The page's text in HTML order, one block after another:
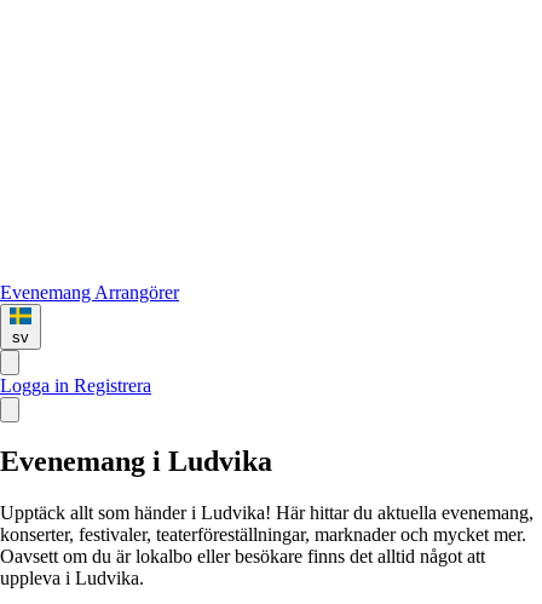
Evenemang Arrangörer
sv
Logga in Registrera
Evenemang i Ludvika
Upptäck allt som händer i Ludvika! Här hittar du aktuella evenemang,
konserter, festivaler, teaterföreställningar, marknader och mycket mer.
Oavsett om du är lokalbo eller besökare finns det alltid något att
uppleva i Ludvika.